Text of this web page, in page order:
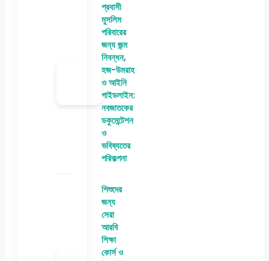
প্রবাসী
মুসলিম
পরিবারের
জন্য জন্ম
নিবন্ধন,
হজ-উমরাহ
ও আইনি
গাইডলাইন:
নবজাতকের
ডকুমেন্টেশন
ও
ভবিষ্যতের
পরিকল্পনা
শিশুদের
জন্য
সেরা
আরবি
শিক্ষা
কোর্স ও